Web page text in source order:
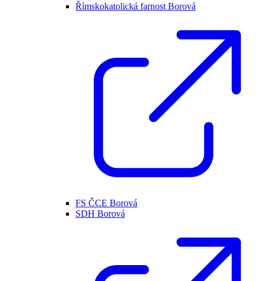
Římskokatolická farnost Borová
FS ČCE Borová
SDH Borová